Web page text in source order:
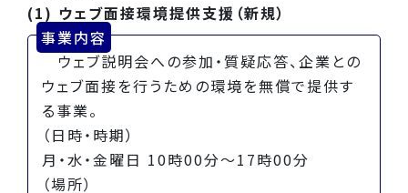
(1) ウェブ面接環境提供支援（新規）
事業内容
ウェブ説明会への参加・質疑応答、企業との
ウェブ面接を行うための環境を無償で提供す
る事業。
（日時・時期）
月・水・金曜日 10時00分～17時00分
（場所）